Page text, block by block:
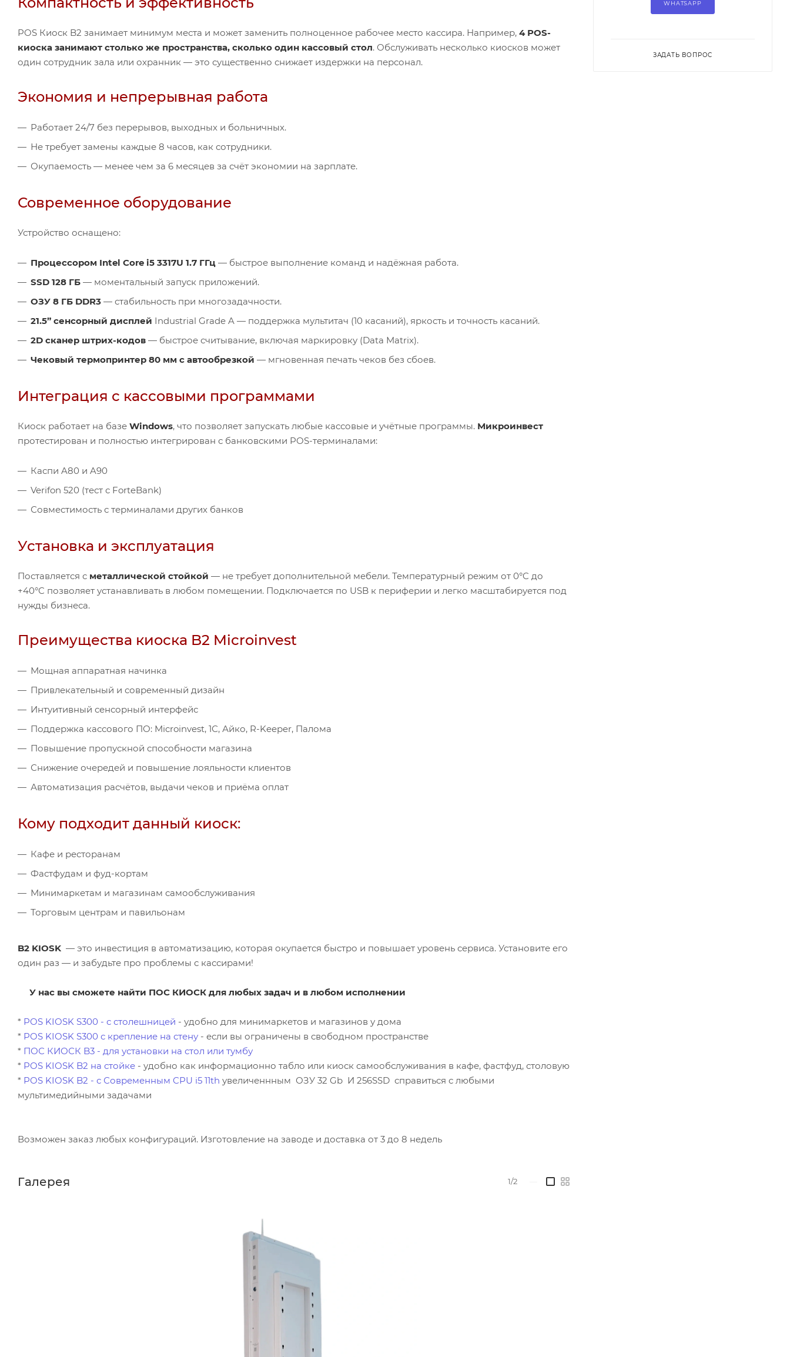
POS Киоск B2 занимает минимум места и может заменить полноценное рабочее место кассира. Например, 4 POS-
киоска занимают столько же пространства, сколько один кассовый стол. Обслуживать несколько киосков может
один сотрудник зала или охранник — это существенно снижает издержки на персонал.
Экономия и непрерывная работа
Работает 24/7 без перерывов, выходных и больничных.
Не требует замены каждые 8 часов, как сотрудники.
Окупаемость — менее чем за 6 месяцев за счёт экономии на зарплате.
Современное оборудование
Устройство оснащено:
Процессором Intel Core i5 3317U 1.7 ГГц — быстрое выполнение команд и надёжная работа.
SSD 128 ГБ — моментальный запуск приложений.
ОЗУ 8 ГБ DDR3 — стабильность при многозадачности.
21.5” сенсорный дисплей Industrial Grade A — поддержка мультитач (10 касаний), яркость и точность касаний.
2D сканер штрих-кодов — быстрое считывание, включая маркировку (Data Matrix).
Чековый термопринтер 80 мм с автообрезкой — мгновенная печать чеков без сбоев.
Интеграция с кассовыми программами
Киоск работает на базе Windows, что позволяет запускать любые кассовые и учётные программы. Микроинвест
протестирован и полностью интегрирован с банковскими POS-терминалами:
Каспи A80 и A90
Verifon 520 (тест с ForteBank)
Совместимость с терминалами других банков
Установка и эксплуатация
Поставляется с металлической стойкой — не требует дополнительной мебели. Температурный режим от 0°C до
+40°C позволяет устанавливать в любом помещении. Подключается по USB к периферии и легко масштабируется под
нужды бизнеса.
Преимущества киоска B2 Microinvest
Мощная аппаратная начинка
Привлекательный и современный дизайн
Интуитивный сенсорный интерфейс
Поддержка кассового ПО: Microinvest, 1С, Айко, R-Keeper, Палома
Повышение пропускной способности магазина
Снижение очередей и повышение лояльности клиентов
Автоматизация расчётов, выдачи чеков и приёма оплат
Кому подходит данный киоск:
Кафе и ресторанам
Фастфудам и фуд-кортам
Минимаркетам и магазинам самообслуживания
Торговым центрам и павильонам
B2 KIOSK — это инвестиция в автоматизацию, которая окупается быстро и повышает уровень сервиса. Установите его
один раз — и забудьте про проблемы с кассирами!
У нас вы сможете найти ПОС КИОСК для любых задач и в любом исполнении
* POS KIOSK S300 - с столешницей - удобно для минимаркетов и магазинов у дома
* POS KIOSK S300 с крепление на стену - если вы ограничены в свободном пространстве
* ПОС КИОСК B3 - для установки на стол или тумбу
* POS KIOSK B2 на стойке - удобно как информационно табло или киоск самообслуживания в кафе, фастфуд, столовую
* POS KIOSK B2 - с Современным CPU i5 11th увеличеннным ОЗУ 32 Gb И 256SSD справиться с любыми
мультимедийными задачами
Возможен заказ любых конфигураций. Изготовление на заводе и доставка от 3 до 8 недель
Галерея 1/2
WHATSAPP
ЗАДАТЬ ВОПРОС